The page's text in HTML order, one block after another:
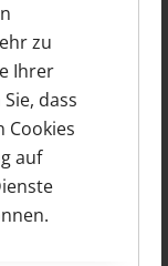
zu
Ihrer
dass
Cookies
auf